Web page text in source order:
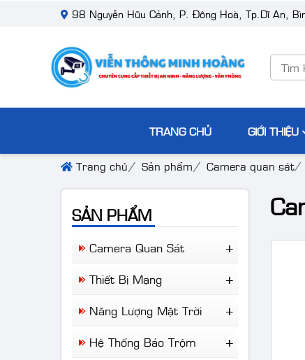
98 Nguyễn Hữu Cảnh, P. Đông Hoà, Tp.Dĩ An,
cấp và lắp đặt camera quan sát, thiết bị năng lượng, thiết
TRANG CHỦ GIỚI THIỆU
Trang chủ Sản phẩm Camera quan sát
SẢN PHẨM
Camera Quan Sát
Camera Trọn Bộ
Camera Nhà Xưởng
Camera Chuyên Dụng
Thiết Bị Mạng
Aruba
Cisco
Năng Lượng Mặt Trời
NLMT Gia Đình
Hệ Thống Báo Trộm